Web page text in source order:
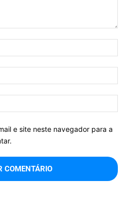
e site neste navegador para a